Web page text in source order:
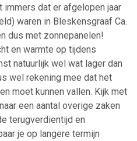
immers dat er afgelopen jaar
waren in Bleskensgraaf Ca.
dus met zonnepanelen!
en warmte op tijdens
natuurlijk wel wat lager dan
wel rekening mee dat het
moet kunnen vallen. Kijk met
een aantal overige zaken
terugverdientijd en
je op langere termijn